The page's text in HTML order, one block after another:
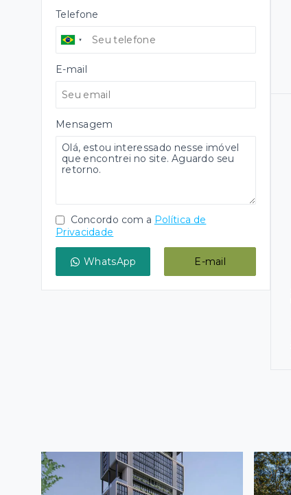
Telefone
E-mail
Mensagem
Concordo com a Política de
Privacidade
WhatsApp E-mail